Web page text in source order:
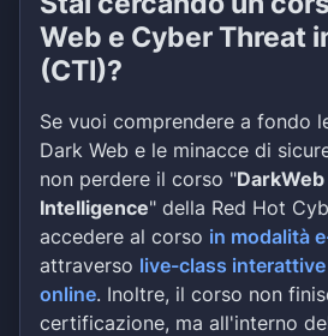
unit. The
infants and
Web e Cyber Threat
(CTI)?
Se vuoi comprendere a fondo
Dark Web e le minacce di
non perdere il corso "
Intelligence" della Red Hot
accedere al corso in modalità
attraverso live-class
online. Inoltre, il corso non
certificazione, ma all'interno